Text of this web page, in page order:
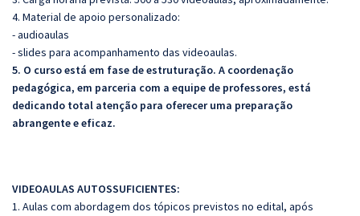
4. Material de apoio personalizado:
- audioaulas
- slides para acompanhamento das videoaulas.
5. O curso está em fase de estruturação. A coordenação
pedagógica, em parceria com a equipe de professores, está
dedicando total atenção para oferecer uma preparação
abrangente e eficaz.
VIDEOAULAS AUTOSSUFICIENTES:
1. Aulas com abordagem dos tópicos previstos no edital, após